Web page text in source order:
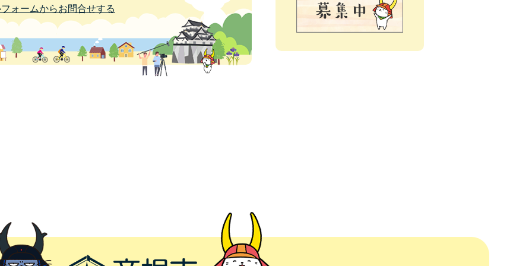
ォームからお問合せする